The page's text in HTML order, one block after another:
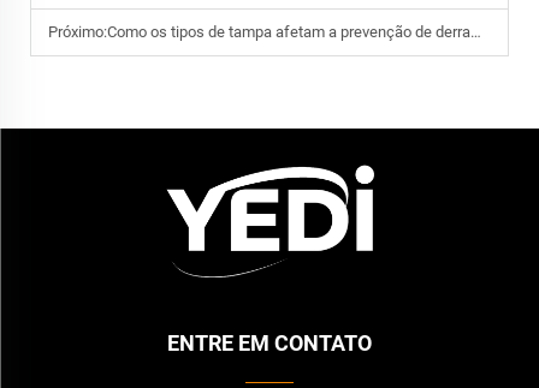
Próximo:Como os tipos de tampa afetam a prevenção de derramamentos em copos térmicos de 20 oz
ENTRE EM CONTATO